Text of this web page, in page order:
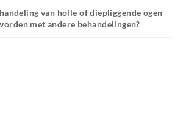
van holle of diepliggende ogen
met andere behandelingen?